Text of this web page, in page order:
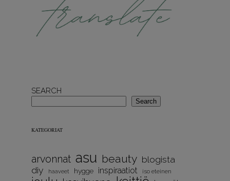
SEARCH
Search
KATEGORIAT
arvonnat asu beauty blogista
diy haaveet hygge inspiraatiot iso eteinen